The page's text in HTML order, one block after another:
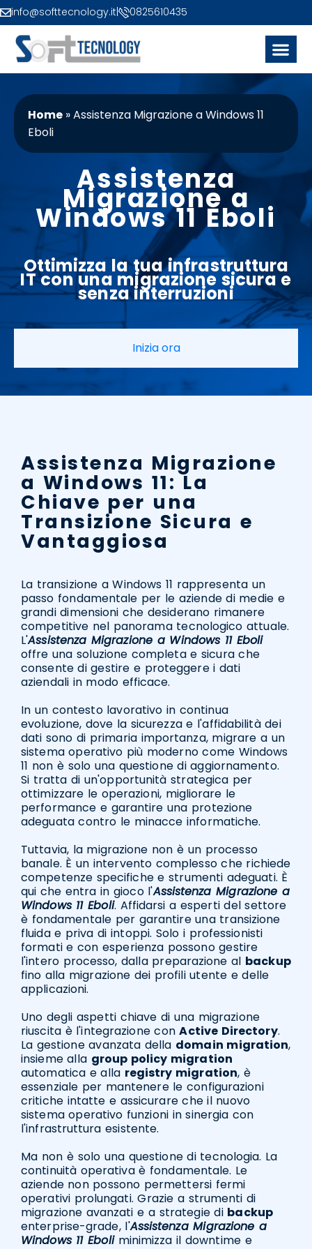
info@softtecnology.it 0825610435
Home »Assistenza Migrazione a Windows 11
Eboli
Assistenza
Migrazione a
Windows 11 Eboli
Ottimizza la tua infrastruttura
IT con una migrazione sicura e
senza interruzioni
Inizia ora
Assistenza Migrazione
a Windows 11: La
Chiave per una
Transizione Sicura e
Vantaggiosa
La transizione a Windows 11 rappresenta un
passo fondamentale per le aziende di medie e
grandi dimensioni che desiderano rimanere
competitive nel panorama tecnologico attuale.
L'Assistenza Migrazione a Windows 11 Eboli
offre una soluzione completa e sicura che
consente di gestire e proteggere i dati
aziendali in modo efficace.
In un contesto lavorativo in continua
evoluzione, dove la sicurezza e l'affidabilità dei
dati sono di primaria importanza, migrare a un
sistema operativo più moderno come Windows
11 non è solo una questione di aggiornamento.
Si tratta di un'opportunità strategica per
ottimizzare le operazioni, migliorare le
performance e garantire una protezione
adeguata contro le minacce informatiche.
Tuttavia, la migrazione non è un processo
banale. È un intervento complesso che richiede
competenze specifiche e strumenti adeguati. È
qui che entra in gioco l'Assistenza Migrazione a
Windows 11 Eboli. Affidarsi a esperti del settore
è fondamentale per garantire una transizione
fluida e priva di intoppi. Solo i professionisti
formati e con esperienza possono gestire
l'intero processo, dalla preparazione al backup
fino alla migrazione dei profili utente e delle
applicazioni.
Uno degli aspetti chiave di una migrazione
riuscita è l'integrazione conActive Directory.
La gestione avanzata della domain migration,
insieme alla group policy migration
automatica e alla registry migration, è
essenziale per mantenere le configurazioni
critiche intatte e assicurare che il nuovo
sistema operativo funzioni in sinergia con
l'infrastruttura esistente.
Ma non è solo una questione di tecnologia. La
continuità operativa è fondamentale. Le
aziende non possono permettersi fermi
operativi prolungati. Grazie a strumenti di
migrazione avanzati e a strategie di backup
enterprise-grade, l'Assistenza Migrazione a
Windows 11 Eboliminimizza il downtime e